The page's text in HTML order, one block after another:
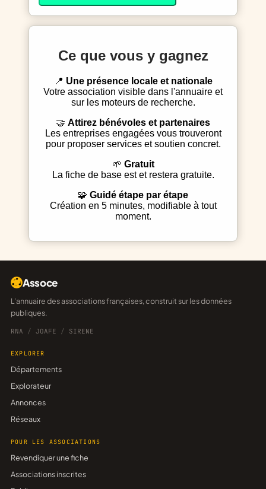
Ce que vous y gagnez
Une présence locale et nationale
Votre association visible dans l'annuaire et
sur les moteurs de recherche.
Attirez bénévoles et partenaires
Les entreprises engagées vous trouveront
pour proposer services et soutien concret.
Gratuit
La fiche de base est et restera gratuite.
Guidé étape par étape
Création en 5 minutes, modifiable à tout
moment.
Assoce
L'annuaire des associations françaises, construit sur les données
publiques.
RNA / JOAFE / SIRENE
EXPLORER
Départements
Explorateur
Annonces
Réseaux
POUR LES ASSOCIATIONS
Revendiquer une fiche
Associations inscrites